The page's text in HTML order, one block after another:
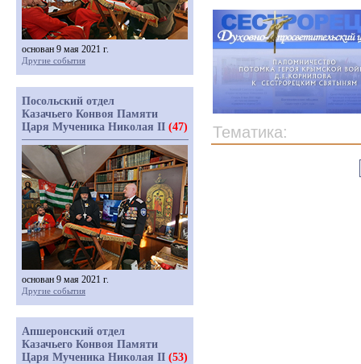
Тематика:
основан 9 мая 2021 г.
Другие события
Посольский отдел
Казачьего Конвоя Памяти
Царя Мученика Николая II (47)
основан 9 мая 2021 г.
Другие события
Апшеронский отдел
Казачьего Конвоя Памяти
Царя Мученика Николая II (53)